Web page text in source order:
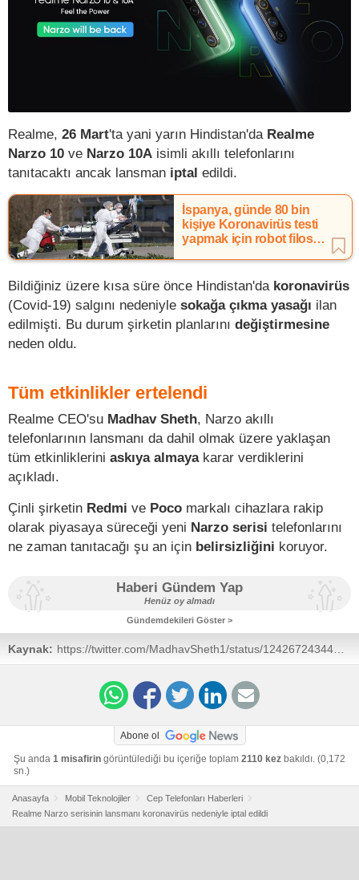
Realme, 26 Mart'ta yani yarın Hindistan'da Realme
Narzo 10 ve Narzo 10A isimli akıllı telefonlarını
tanıtacaktı ancak lansman iptal edildi.
İspanya, günde 80 bin
kişiye Koronavirüs testi
yapmak için robot filosu
Bildiğiniz üzere kısa süre önce Hindistan'da koronavirüs
(Covid-19) salgını nedeniyle sokağa çıkma yasağı ilan
edilmişti. Bu durum şirketin planlarını değiştirmesine
neden oldu.
Tüm etkinlikler ertelendi
Realme CEO'su Madhav Sheth, Narzo akıllı
telefonlarının lansmanı da dahil olmak üzere yaklaşan
tüm etkinliklerini askıya almayakarar verdiklerini
açıkladı.
Çinli şirketin Redmi ve Poco markalı cihazlara rakip
olarak piyasaya süreceği yeni Narzo serisi telefonlarını
ne zaman tanıtacağı şu an için belirsizliğini koruyor.
Haberi Gündem Yap
Henüz oy almadı
Gündemdekileri Göster >
Kaynak:
Abone ol
Şu anda 1 misafirin görüntülediği bu içeriğe toplam 2110 kez bakıldı. (0,172
sn.)
Anasayfa Mobil Teknolojiler
Cep Telefonları Haberleri
Realme Narzo serisinin lansmanı koronavirüs nedeniyle iptal edildi